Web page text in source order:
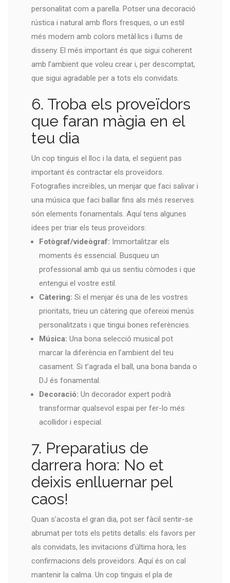
personalitat com a parella. Potser una decoració
rústica i natural amb flors fresques, o un estil
més modern amb colors metàl·lics i llums de
disseny. El més important és que sigui coherent
amb l’ambient que voleu crear i, per descomptat,
que sigui agradable per a tots els convidats.
6. Troba els proveïdors
que faran màgia en el
teu dia
Un cop tinguis el lloc i la data, el següent pas
important és contractar els proveïdors.
Fotografies increïbles, un menjar que faci salivar i
una música que faci ballar fins als més reserves
són elements fonamentals. Aquí tens algunes
idees per triar els teus proveïdors:
Fotògraf/videògraf: Immortalitzar els
moments és essencial. Busqueu un
professional amb qui us sentiu còmodes i que
entengui el vostre estil.
Càtering: Si el menjar és una de les vostres
prioritats, trieu un càtering que ofereixi menús
personalitzats i que tingui bones referències.
Música: Una bona selecció musical pot
marcar la diferència en l’ambient del teu
casament. Si t’agrada el ball, una bona banda o
DJ és fonamental.
Decoració: Un decorador expert podrà
transformar qualsevol espai per fer-lo més
acollidor i especial.
7. Preparatius de
darrera hora: No et
deixis enlluernar pel
caos!
Quan s’acosta el gran dia, pot ser fàcil sentir-se
abrumat per tots els petits detalls: els favors per
als convidats, les invitacions d’última hora, les
confirmacions dels proveïdors. Aquí és on cal
mantenir la calma. Un cop tinguis el pla de